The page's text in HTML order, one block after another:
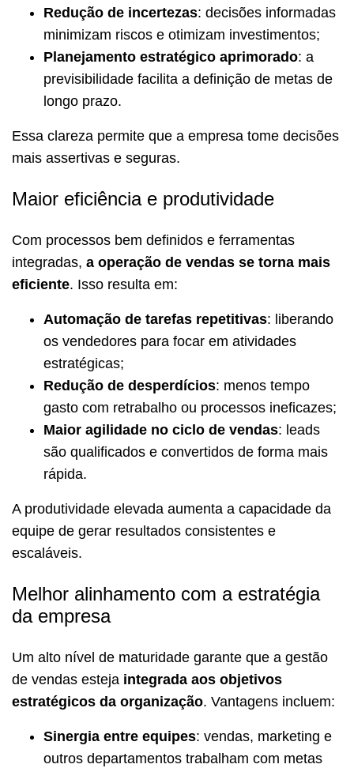
Redução de incertezas: decisões informadas
minimizam riscos e otimizam investimentos;
Planejamento estratégico aprimorado: a
previsibilidade facilita a definição de metas de
longo prazo.
Essa clareza permite que a empresa tome decisões
mais assertivas e seguras.
Maior eficiência e produtividade
Com processos bem definidos e ferramentas
integradas, a operação de vendas se torna mais
eficiente. Isso resulta em:
Automação de tarefas repetitivas: liberando
os vendedores para focar em atividades
estratégicas;
Redução de desperdícios: menos tempo
gasto com retrabalho ou processos ineficazes;
Maior agilidade no ciclo de vendas: leads
são qualificados e convertidos de forma mais
rápida.
A produtividade elevada aumenta a capacidade da
equipe de gerar resultados consistentes e
escaláveis.
Melhor alinhamento com a estratégia
da empresa
Um alto nível de maturidade garante que a gestão
de vendas esteja integrada aos objetivos
estratégicos da organização. Vantagens incluem:
Sinergia entre equipes: vendas, marketing e
outros departamentos trabalham com metas